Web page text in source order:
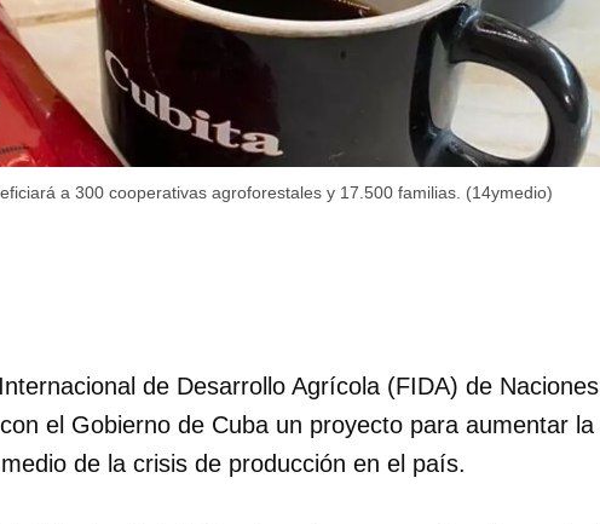
a 300 cooperativas agroforestales y 17.500 familias. (14ymedio)
de Desarrollo Agrícola (FIDA) de Naciones
el Gobierno de Cuba un proyecto para aumentar la
de la crisis de producción en el país.